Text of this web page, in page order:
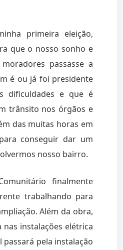
primeira eleição,
que o nosso sonho e
passasse a
é ou já foi presidente
dificuldades e que é
trânsito nos órgãos e
das muitas horas em
conseguir dar um
nosso bairro.
finalmente
trabalhando para
Além da obra,
instalações elétrica
passará pela instalação